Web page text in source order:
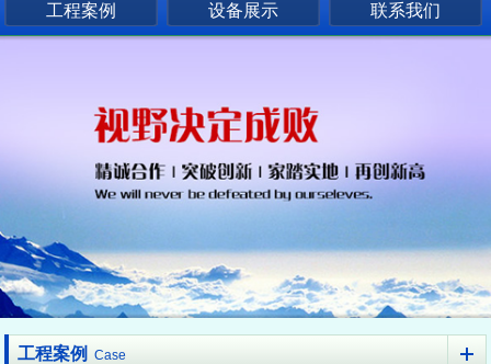
工程案例 设备展示 联系我们
工程案例 Case